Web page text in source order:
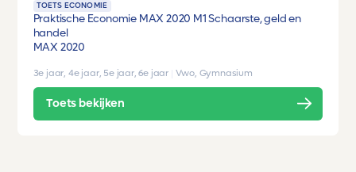
TOETS ECONOMIE
Praktische Economie MAX 2020 M1 Schaarste, geld en
handel
MAX 2020
3e jaar, 4e jaar, 5e jaar, 6e jaar Vwo, Gymnasium
Toets bekijken